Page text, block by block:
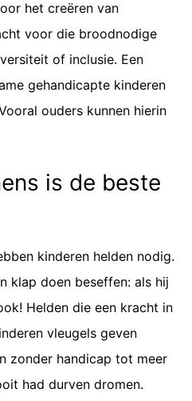
het creëren van
voor die broodnodige
of inclusie. Een
gehandicapte kinderen
ouders kunnen hierin
is de beste
kinderen helden nodig.
klap doen beseffen: als hij
Helden die een kracht in
vleugels geven
zonder handicap tot meer
had durven dromen.